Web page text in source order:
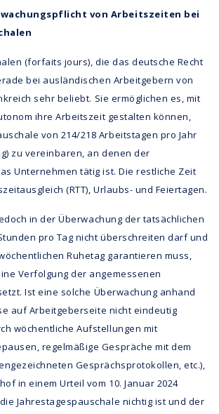
von Arbeitszeiten bei
(forfaits jours), die das deutsche Recht
bei ausländischen Arbeitgebern von
sehr beliebt. Sie ermöglichen es, mit
ihre Arbeitszeit gestalten können,
von 214/218 Arbeitstagen pro Jahr
zu vereinbaren, an denen der
Unternehmen tätig ist. Die restliche Zeit
(RTT), Urlaubs- und Feiertagen.
in der Überwachung der tatsächlichen
pro Tag nicht überschreiten darf und
Ruhetag garantieren muss,
Verfolgung der angemessenen
Ist eine solche Überwachung anhand
auf Arbeitgeberseite nicht eindeutig
wöchentliche Aufstellungen mit
regelmäßige Gespräche mit dem
Gesprächsprotokollen, etc.),
in einem Urteil vom 10. Januar 2024
Jahrestagespauschale nichtig ist und der